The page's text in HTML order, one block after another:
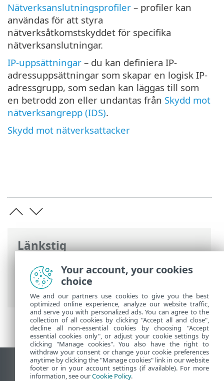
Länkstig
ESET onlinehjälp>ESET Endpoint
Antivirus
>Avancerade inställningar
Skydd> Skydd vid nätverksåtkomst
Nätverksanslutningsprofiler – profiler kan
användas för att styra
nätverksåtkomstskyddet för specifika
nätverksanslutningar.
IP-uppsättningar – du kan definiera IP-
adressuppsättningar som skapar en logisk IP-
adressgrupp, som sedan kan läggas till som
en betrodd zon eller undantas från Skydd mot
nätverksangrepp (IDS).
Skydd mot nätverksattacker
Visa skrivbords-webbplats
Your account, your cookies
choice
We and our partners use cookies to give you the best
optimized online experience, analyze our website traffic,
and serve you with personalized ads. You can agree to the
collection of all cookies by clicking "Accept all and close",
decline all non-essential cookies by choosing "Accept
essential cookies only", or adjust your cookie settings by
clicking "Manage cookies". You also have the right to
withdraw your consent or change your cookie preferences
anytime by clicking the "Manage cookies" link in our website
footer or in your account settings (if available). For more
information, see ourCookie Policy.